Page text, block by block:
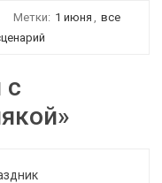
Метки: 1 июня , все
с